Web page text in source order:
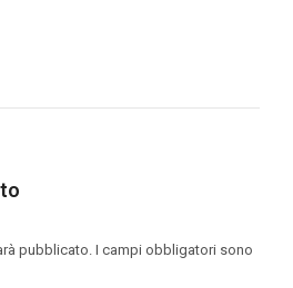
pubblicato. I campi obbligatori sono